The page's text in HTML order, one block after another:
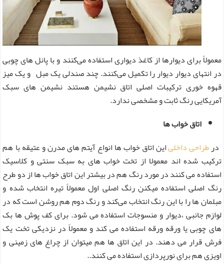
معمولاً برای دیوارها از کاغذ دیواری استفاده می‌کنند و با پانل های چوبی
در انتهای دیوار دیوار را تکمیل می‌کنند. چند صندلی یک مبل و یک میز
قهوه خوری ترکیبات اصلی اتاق نشیمن هستند نشیمن های سبک
آمریکایی رنگ ثابت و مشخصی ندارد.
اتاق خواب ها
درطراحی داخلیاین اتاق خواب ها انواع آیتم های مدرن و عتیقه با هم
ترکیب شده اند معمولا از تخت خواب های به سبک سنتی و کلاسیک
استفاده می کنند در مورد رنگ هم در بیشتر این اتاق خواب ها از دو طرح
رنگ اصلی استفاده میکنن رنگ اصلی اول معمولاً تیره انتخاب شده و
مبلمان ها را با این رنگ انتخاب می‌کند و رنگ دوم هم روشن است که در
لوازم جانبی ،دیوار و منسوجات استفاده می شود. برای کف پوش ها بک
های چوبی یا ورقه ورقه استفاده می کند و معمولاً در نزدیکی تخت یک
فرش قرار می دهند. در این اتاق ها هم میتوان از چراغ های زمینی و
اویزی هم برای نورپردازی استفاده می کنند..